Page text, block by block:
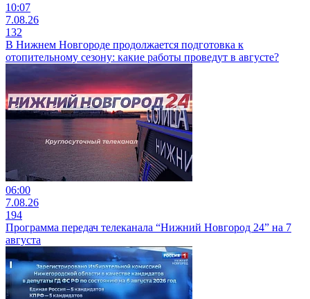
10:07
7.08.26
132
В Нижнем Новгороде продолжается подготовка к
отопительному сезону: какие работы проведут в августе?
06:00
7.08.26
194
Программа передач телеканала “Нижний Новгород 24” на 7
августа